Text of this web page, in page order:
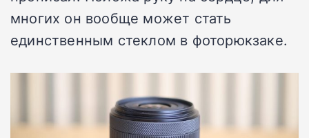
многих он вообще может стать
единственным стеклом в фоторюкзаке.